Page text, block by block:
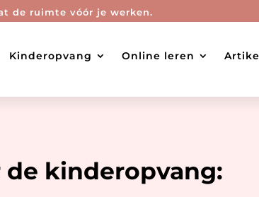
de ruimte vóór je werken.
Kinderopvang Online leren
kinderopvang: